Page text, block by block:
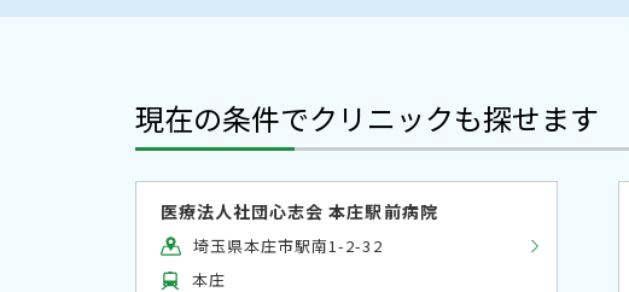
現在の条件でクリニックも探せます
医療法人社団心志会 本庄駅前病院
埼玉県本庄市駅南1-2-32
本庄